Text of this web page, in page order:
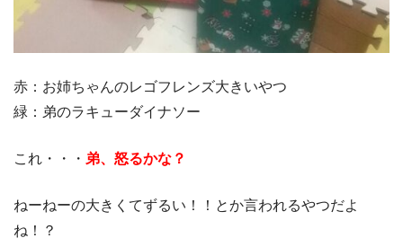
赤：お姉ちゃんのレゴフレンズ大きいやつ
緑：弟のラキューダイナソー
これ・・・ 弟、怒るかな？
ねーねーの大きくてずるい！！とか言われるやつだよ
ね！？